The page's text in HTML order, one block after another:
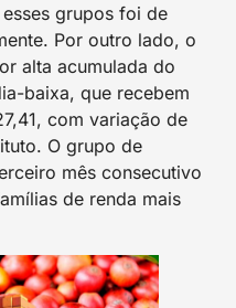
grupos foi de
Por outro lado, o
alta acumulada do
baixa, que recebem
com variação de
O grupo de
mês consecutivo
de renda mais